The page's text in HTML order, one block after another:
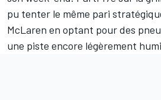
pu tenter le même pari
McLaren en optant pour des
une piste encore légèrement